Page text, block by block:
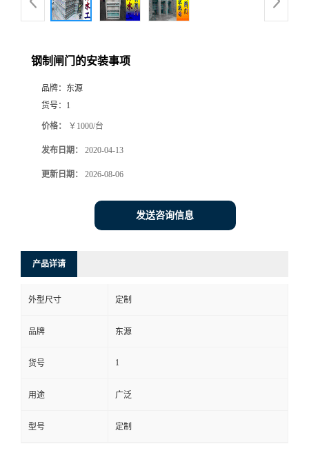
钢制闸门的安装事项
品牌： 东源
货号： 1
价格： ￥1000/台
发布日期： 2020-04-13
更新日期： 2026-08-06
发送咨询信息
产品详请
外型尺寸 定制
品牌 东源
货号 1
用途 广泛
型号 定制